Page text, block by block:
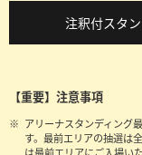
注釈付スタ
【重要】注意事項
アリーナスタンディング
す。最前エリアの抽選は